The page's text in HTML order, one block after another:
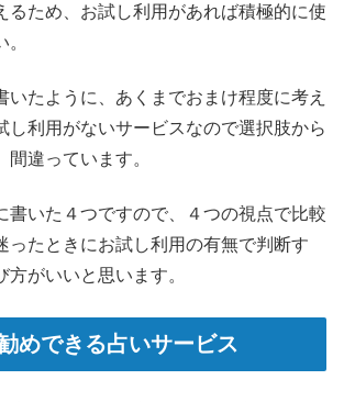
るため、お試し利用があれば積極的に使
いたように、あくまでおまけ程度に考え
し利用がないサービスなので選択肢から
違っています。
書いた４つですので、４つの視点で比較
ったときにお試し利用の有無で判断す
方がいいと思います。
めできる占いサービス